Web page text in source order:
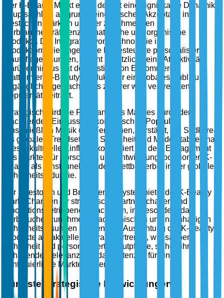
Der K-Beauty Markt erlebt derzeit eine signifikante Dynamik,
hauptsächlich aufgrund seiner raschen Akzeptanz in
westlichen Märkten und der zunehmenden
Verbraucherpräferenz für natürliche und organische
Produkte. Die Integration von Technologie in
Produktformulierungen, wie KI-gesteuerte personalisierte
Hautpflegelösungen, erhöht zusätzlich seine Attraktivität.
Darüber hinaus hat der Anstieg von E-Commerce-
Plattformen K-Beauty Produkte für ein globales Publikum
zugänglicher gemacht, was zu ihrer weit verbreiteten
Popularität beiträgt.
Strategisch wird die Relevanz des Marktes durch den
wachsenden Einfluss der koreanischen Popkultur,
einschließlich Musik und Fernsehen, verstärkt, die Südkorea
als globalen Trendsetter in Schönheit und Mode etabliert hat.
Dieser kulturelle Einfluss, kombiniert mit dem Engagement
des Marktes für Forschung und Entwicklung, positioniert K-
Beauty als ernstzunehmenden Wettbewerber in der globalen
Schönheitsindustrie.
Für Investoren und Branchenanalysten bietet der K-Beauty
Markt Chancen für strategische Partnerschaften und
innovationsgetriebenes Wachstum, insbesondere da
Verbraucher zunehmend nach ethischen und nachhaltigen
Schönheitslösungen suchen. Die Ausrichtung der K-Beauty
Produkte auf aktuelle Verbrauchertrends, wie saubere
Schönheit und personalisierte Hautpflege, sichert ihre
anhaltende Relevanz und das Potenzial für eine
kontinuierliche Markterweiterung.
Jüngste strategische Entwicklungen